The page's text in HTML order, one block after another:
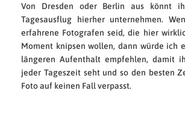
Von Dresden oder Berlin aus könnt
Tagesausflug hierher unternehmen.
erfahrene Fotografen seid, die hier
Moment knipsen wollen, dann würde ich
längeren Aufenthalt empfehlen, damit
jeder Tageszeit seht und so den besten
Foto auf keinen Fall verpasst.